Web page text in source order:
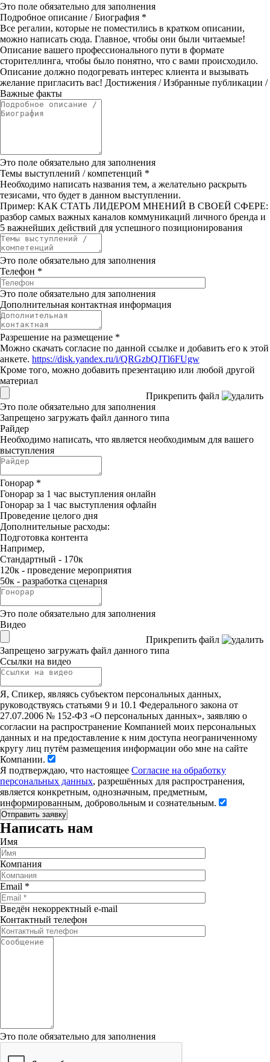
Это поле обязательно для заполнения
Подробное описание / Биография *
Все регалии, которые не поместились в кратком описании,
можно написать сюда. Главное, чтобы они были читаемые!
Описание вашего профессионального пути в формате
сторителлинга, чтобы было понятно, что с вами происходило.
Описание должно подогревать интерес клиента и вызывать
желание пригласить вас! Достижения / Избранные публикации /
Важные факты
Это поле обязательно для заполнения
Темы выступлений / компетенций *
Необходимо написать названия тем, а желательно раскрыть
тезисами, что будет в данном выступлении.
Пример: КАК СТАТЬ ЛИДЕРОМ МНЕНИЙ В СВОЕЙ СФЕРЕ:
разбор самых важных каналов коммуникаций личного бренда и
5 важнейших действий для успешного позиционирования
Это поле обязательно для заполнения
Телефон *
Это поле обязательно для заполнения
Дополнительная контактная информация
Разрешение на размещение *
Можно скачать согласие по данной ссылке и добавить его к этой
анкете. https://disk.yandex.ru/i/QRGzbQJTl6FUgw
Кроме того, можно добавить презентацию или любой другой
материал
Прикрепить файл
Это поле обязательно для заполнения
Запрещено загружать файл данного типа
Райдер
Необходимо написать, что является необходимым для вашего
выступления
Гонорар *
Гонорар за 1 час выступления онлайн
Гонорар за 1 час выступления офлайн
Проведение целого дня
Дополнительные расходы:
Подготовка контента
Например,
Стандартный - 170к
120к - проведение мероприятия
50к - разработка сценария
Это поле обязательно для заполнения
Видео
Прикрепить файл
Запрещено загружать файл данного типа
Ссылки на видео
Я, Спикер, являясь субъектом персональных данных,
руководствуясь статьями 9 и 10.1 Федерального закона от
27.07.2006 № 152-ФЗ «О персональных данных», заявляю о
согласии на распространение Компанией моих персональных
данных и на предоставление к ним доступа неограниченному
кругу лиц путём размещения информации обо мне на сайте
Компании.
Я подтверждаю, что настоящее Согласие на обработку
персональных данных, разрешённых для распространения,
является конкретным, однозначным, предметным,
информированным, добровольным и сознательным.
Написать нам
Имя
Компания
Email *
Введён некорректный e-mail
Контактный телефон
Это поле обязательно для заполнения